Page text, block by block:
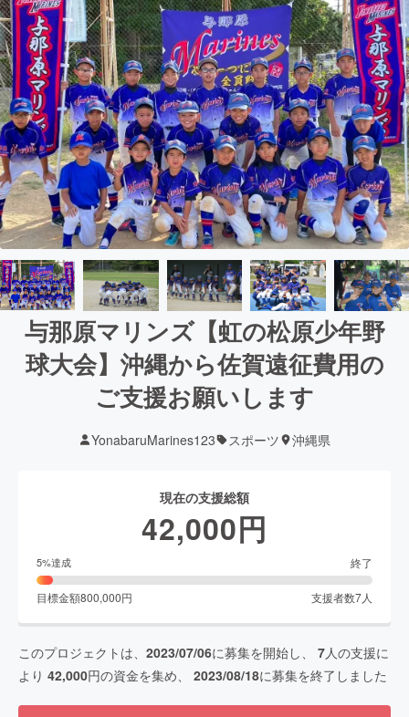
与那原マリンズ【虹の松原少年野
球大会】沖縄から佐賀遠征費用の
ご支援お願いします
YonabaruMarines123 スポーツ 沖縄県
現在の支援総額
42,000円
5%達成 終了
目標金額800,000円 支援者数7人
このプロジェクトは、 2023/07/06に募集を開始し、 7人の支援に
より 42,000円の資金を集め、 2023/08/18に募集を終了しました